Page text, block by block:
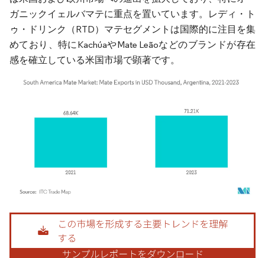
ガニックイェルバマテに重点を置いています。レディ・ト
ゥ・ドリンク（RTD）マテセグメントは国際的に注目を集
めており、特にKachúaやMate Leãoなどのブランドが存在
感を確立している米国市場で顕著です。
画像 © Mordor Intelligence。再利用にはCC BY 4.0の表示が必要です。